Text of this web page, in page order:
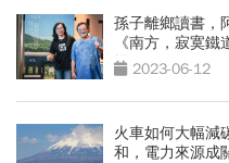
孫子離鄉讀書，
《南方，寂寞
場 2023-06-12
火車如何大幅減
和，電力來源成